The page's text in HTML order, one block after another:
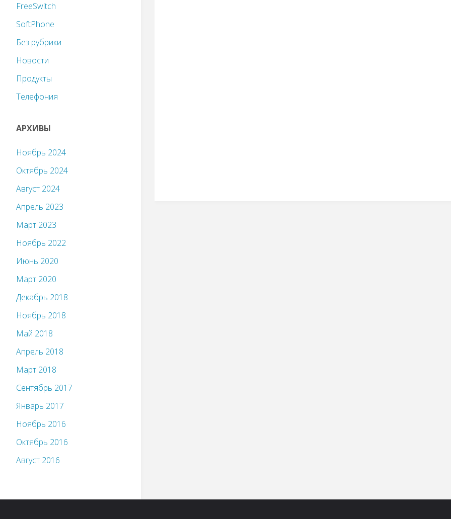
FreeSwitch
SoftPhone
Без рубрики
Новости
Продукты
Телефония
АРХИВЫ
Ноябрь 2024
Октябрь 2024
Август 2024
Апрель 2023
Март 2023
Ноябрь 2022
Июнь 2020
Март 2020
Декабрь 2018
Ноябрь 2018
Май 2018
Апрель 2018
Март 2018
Сентябрь 2017
Январь 2017
Ноябрь 2016
Октябрь 2016
Август 2016